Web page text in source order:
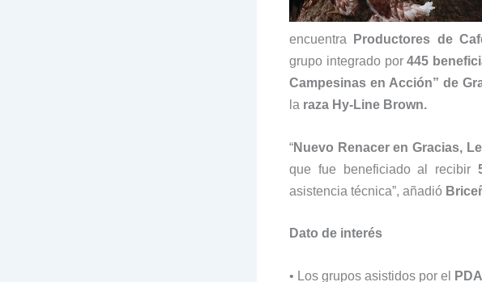
encuentra Productores de
grupo integrado por445
Campesinas en Acción” de
la raza Hy-Line Brown.
“Nuevo Renacer en Gracias,
que fue beneficiado al recibir
asistencia técnica”, añadió
Dato de interés
• Los grupos asistidos por el